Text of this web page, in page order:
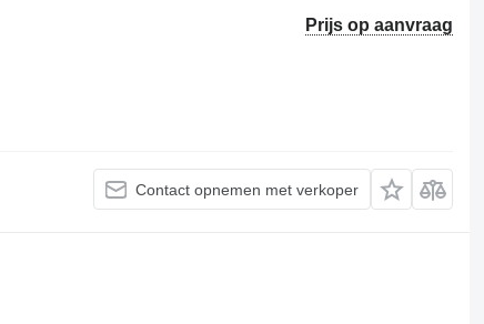
Prijs op aanvraag
Contact opnemen met verkoper